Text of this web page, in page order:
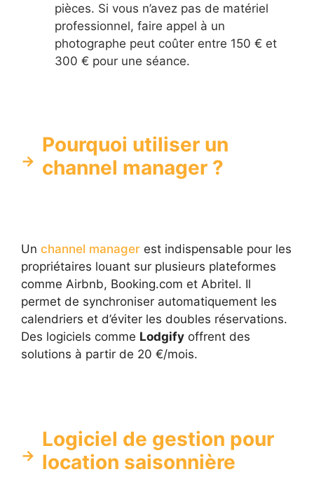
pièces. Si vous n’avez pas de matériel
professionnel, faire appel à un
photographe peut coûter entre 150 € et
300 € pour une séance.
Pourquoi utiliser un
channel manager ?
Un channel manager est indispensable pour les
propriétaires louant sur plusieurs plateformes
comme Airbnb, Booking.com et Abritel. Il
permet de synchroniser automatiquement les
calendriers et d’éviter les doubles réservations.
Des logiciels comme Lodgify offrent des
solutions à partir de 20 €/mois.
Logiciel de gestion pour
location saisonnière